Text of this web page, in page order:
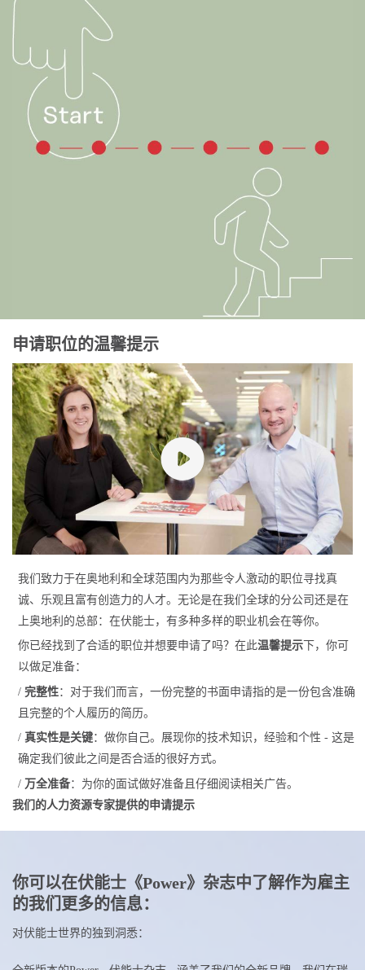
申请职位的温馨提示
我们致力于在奥地利和全球范围内为那些令人激动的职位寻找真
诚、乐观且富有创造力的人才。无论是在我们全球的分公司还是在
上奥地利的总部：在伏能士，有多种多样的职业机会在等你。
你已经找到了合适的职位并想要申请了吗？在此温馨提示下，你可
以做足准备：
/ 完整性：对于我们而言，一份完整的书面申请指的是一份包含准确
且完整的个人履历的简历。
/ 真实性是关键：做你自己。展现你的技术知识，经验和个性 - 这是
确定我们彼此之间是否合适的很好方式。
/ 万全准备：为你的面试做好准备且仔细阅读相关广告。
我们的人力资源专家提供的申请提示
你可以在伏能士《Power》杂志中了解作为雇主
的我们更多的信息：
对伏能士世界的独到洞悉：